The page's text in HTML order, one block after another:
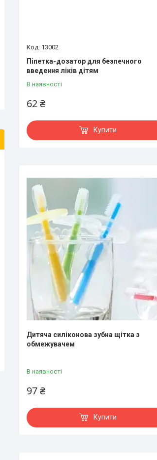
13002
Піпетка-дозатор для безпечного
введення ліків дітям
В наявності
62 ₴
Купити
Дитяча силіконова зубна щітка з
обмежувачем
В наявності
97 ₴
Купити